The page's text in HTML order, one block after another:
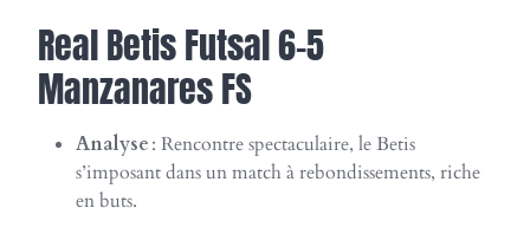
Real Betis Futsal 6-5
Manzanares FS
Analyse: Rencontre spectaculaire, le Betis
s’imposant dans un match à rebondissements, riche
en buts.